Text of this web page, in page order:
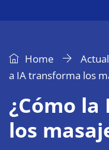
Home
a IA transforma los
¿Cómo
los